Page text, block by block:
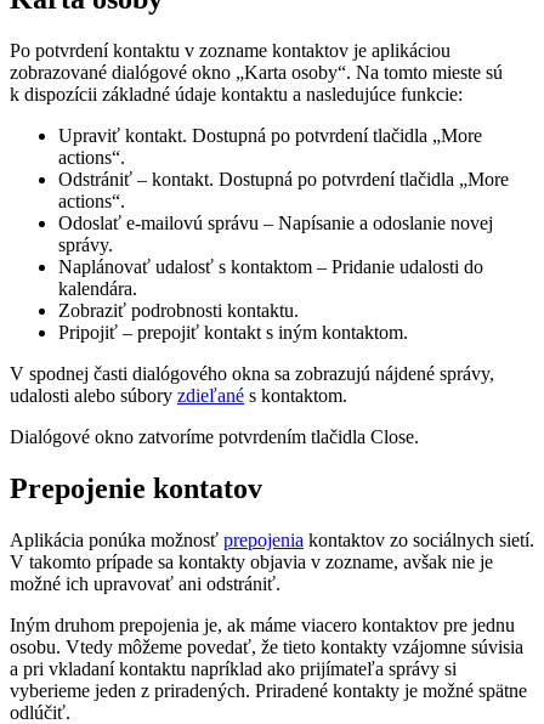
Po potvrdení kontaktu v zozname kontaktov je aplikáciou
zobrazované dialógové okno „Karta osoby“. Na tomto mieste sú
k dispozícii základné údaje kontaktu a nasledujúce funkcie:
Upraviť kontakt. Dostupná po potvrdení tlačidla „More
actions“.
Odstrániť – kontakt. Dostupná po potvrdení tlačidla „More
actions“.
Odoslať e-mailovú správu – Napísanie a odoslanie novej
správy.
Naplánovať udalosť s kontaktom – Pridanie udalosti do
kalendára.
Zobraziť podrobnosti kontaktu.
Pripojiť – prepojiť kontakt s iným kontaktom.
V spodnej časti dialógového okna sa zobrazujú nájdené správy,
udalosti alebo súbory zdieľané s kontaktom.
Dialógové okno zatvoríme potvrdením tlačidla Close.
Prepojenie kontatov
Aplikácia ponúka možnosť prepojenia kontaktov zo sociálnych sietí.
V takomto prípade sa kontakty objavia v zozname, avšak nie je
možné ich upravovať ani odstrániť.
Iným druhom prepojenia je, ak máme viacero kontaktov pre jednu
osobu. Vtedy môžeme povedať, že tieto kontakty vzájomne súvisia
a pri vkladaní kontaktu napríklad ako prijímateľa správy si
vyberieme jeden z priradených. Priradené kontakty je možné spätne
odlúčiť.